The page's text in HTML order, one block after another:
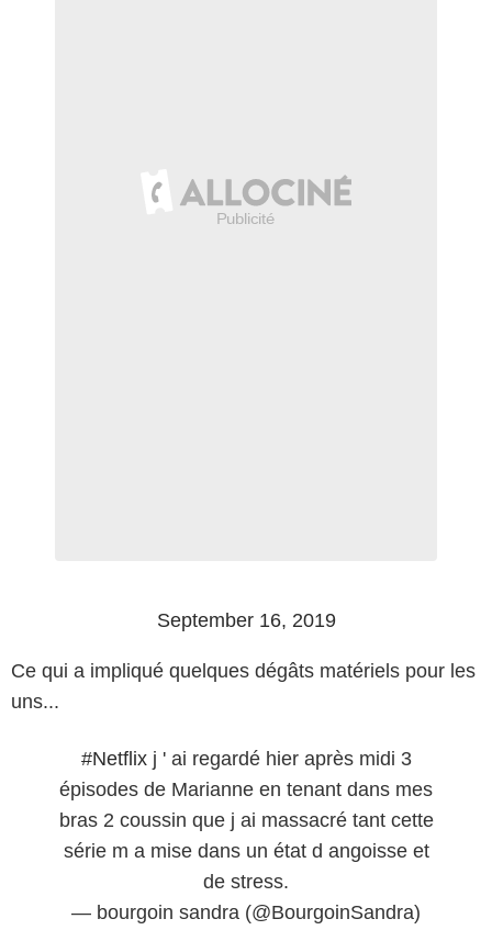
September 16, 2019
Ce qui a impliqué quelques dégâts matériels pour les
uns...
#Netflixj ' ai regardé hier après midi 3
épisodes de Marianne en tenant dans mes
bras 2 coussin que j ai massacré tant cette
série m a mise dans un état d angoisse et
de stress.
— bourgoin sandra (@BourgoinSandra)